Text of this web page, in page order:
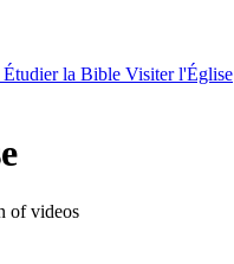
Étudier la Bible Visiter l'Église
of videos